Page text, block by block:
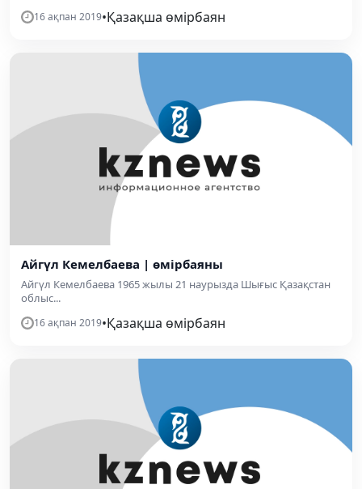
16 ақпан 2019•Қазақша өмірбаян
Айгүл Кемелбаева | өмірбаяны
Айгүл Кемелбаева 1965 жылы 21 наурызда Шығыс Қазақстан
облыс...
16 ақпан 2019•Қазақша өмірбаян